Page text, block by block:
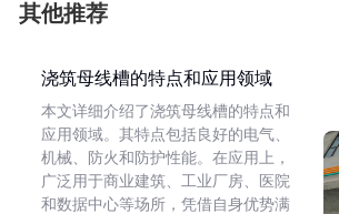
其他推荐
浇筑母线槽的特点和应用领域
本文详细介绍了浇筑母线槽的特点和
应用领域。其特点包括良好的电气、
机械、防火和防护性能。在应用上，
广泛用于商业建筑、工业厂房、医院
和数据中心等场所，凭借自身优势满